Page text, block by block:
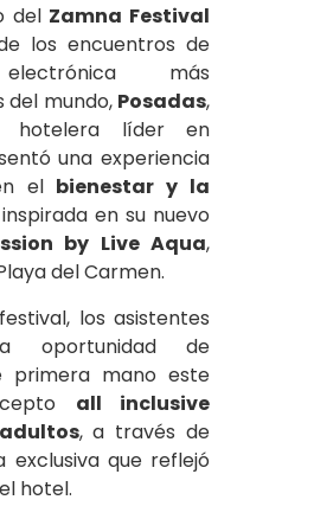
del Zamna Festival
los encuentros de
más
mundo, Posadas,
hotelera líder en
una experiencia
el bienestar y la
en su nuevo
by Live Aqua,
del Carmen.
los asistentes
oportunidad de
primera mano este
all inclusive
, a través de
exclusiva que reflejó
hotel.